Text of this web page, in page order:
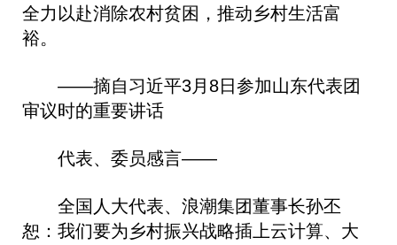
全力以赴消除农村贫困，推动乡村生活富
裕。
——摘自习近平3月8日参加山东代表团
审议时的重要讲话
代表、委员感言——
全国人大代表、浪潮集团董事长孙丕
恕：我们要为乡村振兴战略插上云计算、大